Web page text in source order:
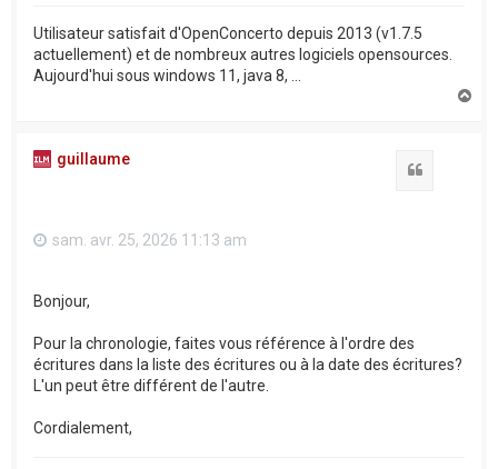
Utilisateur satisfait d'OpenConcerto depuis 2013 (v1.7.5
actuellement) et de nombreux autres logiciels opensources.
Aujourd'hui sous windows 11, java 8, ...
guillaume
sam. avr. 25, 2026 11:13 am
Bonjour,
Pour la chronologie, faites vous référence à l'ordre des
écritures dans la liste des écritures ou à la date des écritures?
L'un peut être différent de l'autre.
Cordialement,